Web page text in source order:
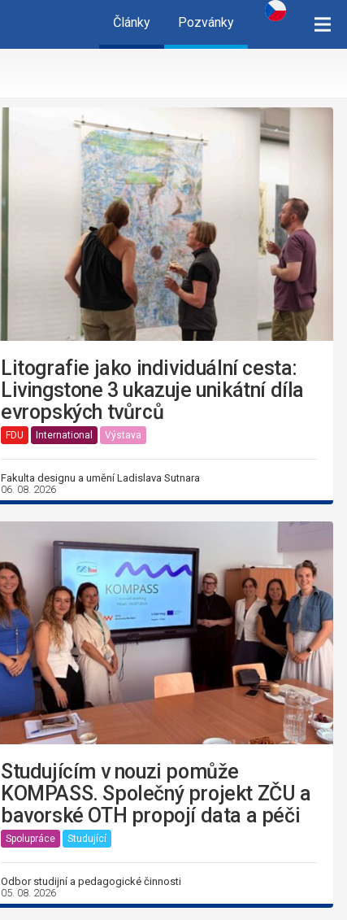
Články Pozvánky
Litografie jako individuální cesta:
Livingstone 3 ukazuje unikátní díla
evropských tvůrců
FDU International Výstava
Fakulta designu a umění Ladislava Sutnara
06. 08. 2026
Studujícím v nouzi pomůže
KOMPASS. Společný projekt ZČU a
bavorské OTH propojí data a péči
Spolupráce Studující
Odbor studijní a pedagogické činnosti
05. 08. 2026